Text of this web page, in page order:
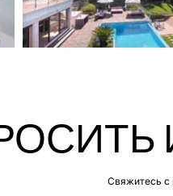
Свяжитесь с